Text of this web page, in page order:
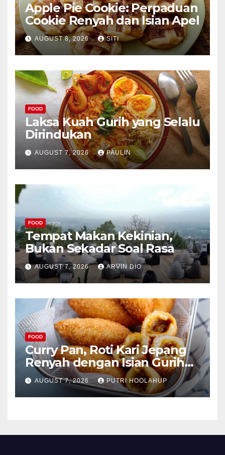
Apple Pie Cookie: Perpaduan
Cookie Renyah dan Isian Apel
AUGUST 8, 2026 SITI
FOOD
Laksa Kuah Gurih yang Selalu
Dirindukan
AUGUST 7, 2026 PAULIN
FOOD
Tempat Makan Kekinian,
Bukan Sekadar Soal Rasa
AUGUST 7, 2026 ARVIN DIO
FOOD
Curry Pan, Roti Kari Jepang
Renyah dengan Isian Gurih
Menggoda
AUGUST 7, 2026 PUTRI HOOLAHUP